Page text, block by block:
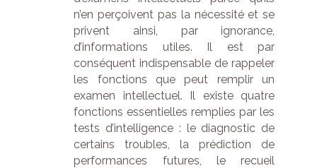
n’en perçoivent pas la nécessité et se
privent ainsi, par ignorance,
d’informations utiles. Il est par
conséquent indispensable de rappeler
les fonctions que peut remplir un
examen intellectuel. Il existe quatre
fonctions essentielles remplies par les
tests d’intelligence : le diagnostic de
certains troubles, la prédiction de
performances futures, le recueil